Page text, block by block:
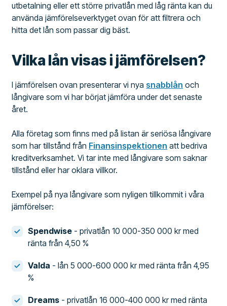
utbetalning eller ett större privatlån med låg ränta kan du
använda jämförelseverktyget ovan för att filtrera och
hitta det lån som passar dig bäst.
Vilka lån visas i jämförelsen?
I jämförelsen ovan presenterar vi nya snabblån och
långivare som vi har börjat jämföra under det senaste
året.
Alla företag som finns med på listan är seriösa långivare
som har tillstånd från Finansinspektionen att bedriva
kreditverksamhet. Vi tar inte med långivare som saknar
tillstånd eller har oklara villkor.
Exempel på nya långivare som nyligen tillkommit i våra
jämförelser:
Spendwise - privatlån 10 000-350 000 kr med
ränta från 4,50 %
Valda - lån 5 000-600 000 kr med ränta från 4,95
%
Dreams - privatlån 16 000-400 000 kr med ränta